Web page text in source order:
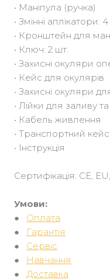
• Маніпула (ручка)
• Змінні аплікатори:
• Кронштейн для
• Ключ: 2 шт.
• Захисні окуляри
• Кейс для окулярів
• Захисні окуляри
• Лійки для заливу
• Кабель живлення
• Транспортний кейс
• Інструкція
Сертифікація: CE,
Умови:
● Оплата
●
Гарантія
● Сервіс
●
Навчання
●
Доставка